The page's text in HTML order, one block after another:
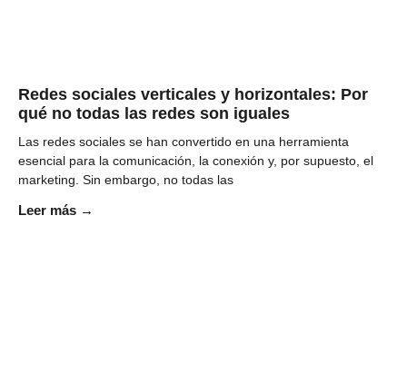
Redes sociales verticales y horizontales: Por
qué no todas las redes son iguales
Las redes sociales se han convertido en una herramienta
esencial para la comunicación, la conexión y, por supuesto, el
marketing. Sin embargo, no todas las
Leer más →